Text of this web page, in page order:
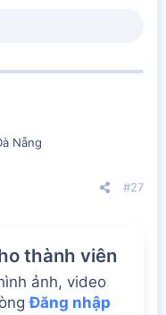
Nẵng
#27
thành viên
ảnh, video
Đăng nhập